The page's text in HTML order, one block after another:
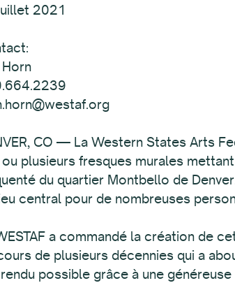
2021
CO — La Western States Arts
ou plusieurs fresques murales
du quartier Montbello de
central pour de nombreuses
a commandé la création de
de plusieurs décennies qui a
possible grâce à une